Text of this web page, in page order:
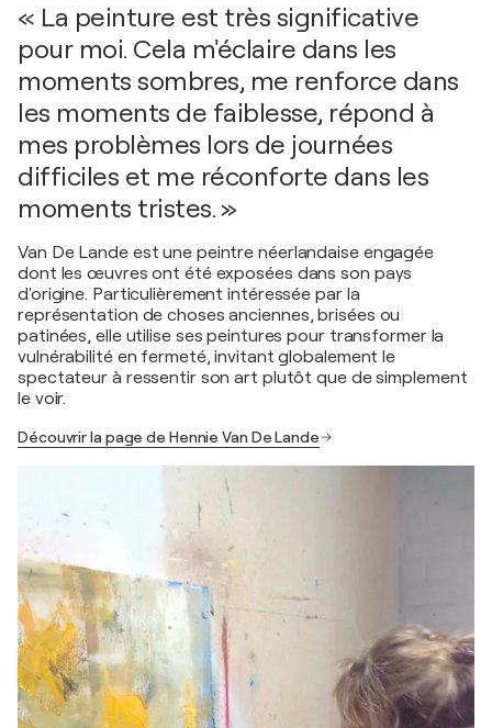
« La peinture est très significative
pour moi. Cela m'éclaire dans les
moments sombres, me renforce dans
les moments de faiblesse, répond à
mes problèmes lors de journées
difficiles et me réconforte dans les
moments tristes. »
Van De Lande est une peintre néerlandaise engagée
dont les œuvres ont été exposées dans son pays
d'origine. Particulièrement intéressée par la
représentation de choses anciennes, brisées ou
patinées, elle utilise ses peintures pour transformer la
vulnérabilité en fermeté, invitant globalement le
spectateur à ressentir son art plutôt que de simplement
le voir.
Découvrir la page de Hennie Van De Lande